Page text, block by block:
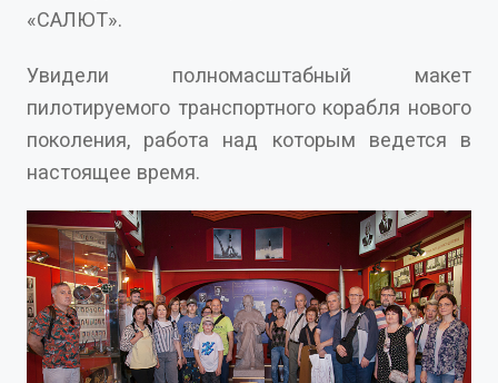
«САЛЮТ».
Увидели полномасштабный макет
пилотируемого транспортного корабля нового
поколения, работа над которым ведется в
настоящее время.